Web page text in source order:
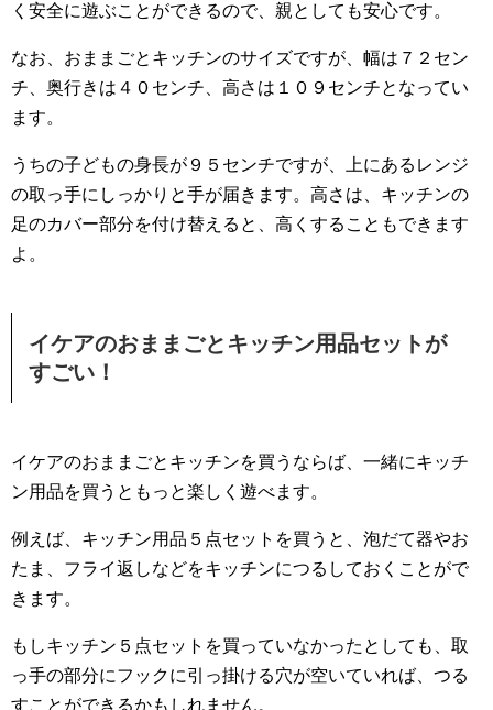
く安全に遊ぶことができるので、親としても安心です。
なお、おままごとキッチンのサイズですが、幅は７２セン
チ、奥行きは４０センチ、高さは１０９センチとなってい
ます。
うちの子どもの身長が９５センチですが、上にあるレンジ
の取っ手にしっかりと手が届きます。高さは、キッチンの
足のカバー部分を付け替えると、高くすることもできます
よ。
イケアのおままごとキッチン用品セットが
すごい！
イケアのおままごとキッチンを買うならば、一緒にキッチ
ン用品を買うともっと楽しく遊べます。
例えば、キッチン用品５点セットを買うと、泡だて器やお
たま、フライ返しなどをキッチンにつるしておくことがで
きます。
もしキッチン５点セットを買っていなかったとしても、取
っ手の部分にフックに引っ掛ける穴が空いていれば、つる
すことができるかもしれません。